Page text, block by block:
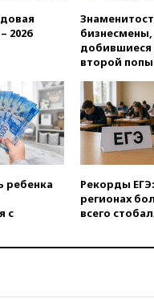
2026
бизнесмены,
добившиеся
второй
ребенка
с
Рекорды
регионах
всего